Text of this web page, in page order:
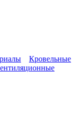
Кровельные